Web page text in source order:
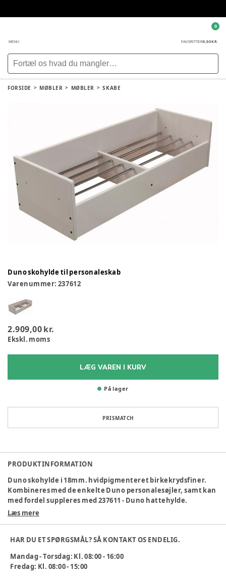
MENU FAVORITTER0,00 KR.
0
FORSIDE MØBLER MØBLER SKABE
Duno skohylde til personaleskab
Varenummer: 237612
2.909,00 kr.
Ekskl. moms
LÆG VAREN I KURV
På lager
PRISMATCH
PRODUKTINFORMATION
Duno skohylde i 18mm. hvidpigmenteret birkekrydsfiner.
Kombineres med de enkelte Duno personalesøjler, samt kan
med fordel suppleres med 237611 - Duno hattehylde.
Bestilles på længde efter ønske, pris beregnes pr. påbegyndt
meter.
Mål: H: 260mm. D: 400mm. B: variabel
Varenummer:237612
Læs mere
HAR DU ET SPØRGSMÅL? SÅ KONTAKT OS ENDELIG.
Mandag - Torsdag: Kl. 08:00 - 16:00
Fredag: Kl. 08:00 - 15:00